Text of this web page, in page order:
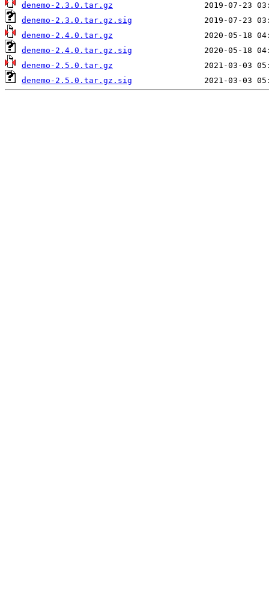
denemo-2.3.0.tar.gz
denemo-2.3.0.tar.gz.sig
denemo-2.4.0.tar.gz
denemo-2.4.0.tar.gz.sig
denemo-2.5.0.tar.gz
denemo-2.5.0.tar.gz.sig